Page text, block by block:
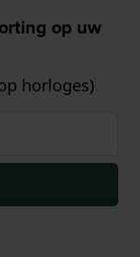
op uw
horloges)